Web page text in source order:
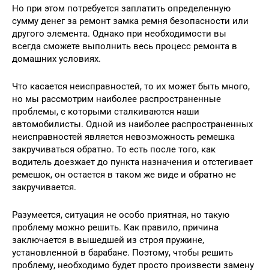
Но при этом потребуется заплатить определенную
сумму денег за ремонт замка ремня безопасности или
другого элемента. Однако при необходимости вы
всегда сможете выполнить весь процесс ремонта в
домашних условиях.
Что касается неисправностей, то их может быть много,
но мы рассмотрим наиболее распространенные
проблемы, с которыми сталкиваются наши
автомобилисты. Одной из наиболее распространенных
неисправностей является невозможность ремешка
закручиваться обратно. То есть после того, как
водитель доезжает до пункта назначения и отстегивает
ремешок, он остается в таком же виде и обратно не
закручивается.
Разумеется, ситуация не особо приятная, но такую
проблему можно решить. Как правило, причина
заключается в вышедшей из строя пружине,
установленной в барабане. Поэтому, чтобы решить
проблему, необходимо будет просто произвести замену